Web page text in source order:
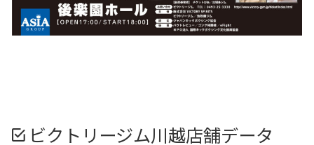
ビクトリージム川越店舗データ